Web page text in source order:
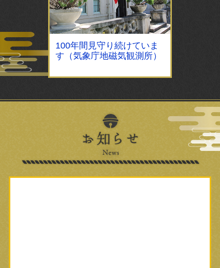
100年間見守り続けていま
す（気象庁地磁気観測所）